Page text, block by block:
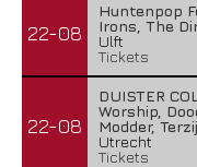
22-08
Huntenpop
Irons, The
Ulft
Tickets
22-08
DUISTER
Worship,
Modder,
Utrecht
Tickets